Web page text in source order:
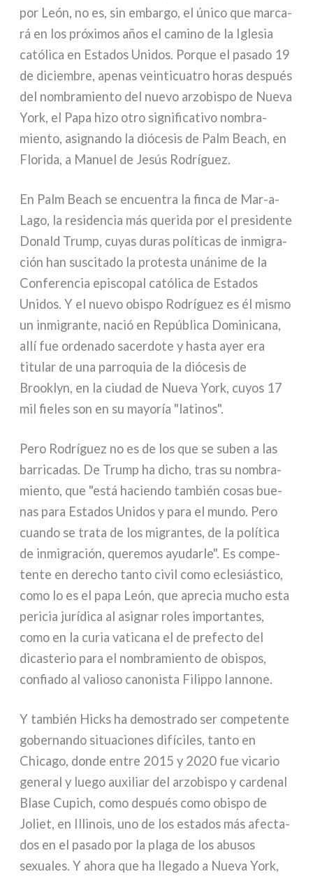
por León, no es, sin embar­go, el úni­co que mar­ca­
rá en los pró­xi­mos años el cami­no de la Iglesia
cató­li­ca en Estados Unidos. Porque el pasa­do 19
de diciem­bre, ape­nas vein­ti­cua­tro horas después
del nom­bra­mien­to del nue­vo arzo­bi­spo de Nueva
York, el Papa hizo otro signi­fi­ca­ti­vo nom­bra­
mien­to, asi­gnan­do la dió­ce­sis de Palm Beach, en
Florida, a Manuel de Jesús Rodríguez.
En Palm Beach se encuen­tra la fin­ca de Mar-a-
Lago, la resi­den­cia más que­ri­da por el pre­si­den­te
Donald Trump, cuyas duras polí­ti­cas de inmi­gra­
ción han susci­ta­do la pro­te­sta uná­ni­me de la
Conferencia epi­sco­pal cató­li­ca de Estados
Unidos. Y el nue­vo obi­spo Rodríguez es él mismo
un inmi­gran­te, nació en República Dominicana,
allí fue orde­na­do sacer­do­te y hasta ayer era
titu­lar de una par­ro­quia de la dió­ce­sis de
Brooklyn, en la ciu­dad de Nueva York, cuyos 17
mil fie­les son en su mayo­ría "lati­nos".
Pero Rodríguez no es de los que se suben a las
bar­ri­ca­das. De Trump ha dicho, tras su nom­bra­
mien­to, que "está hacien­do tam­bién cosas bue­
nas para Estados Unidos y para el mun­do. Pero
cuan­do se tra­ta de los migran­tes, de la polí­ti­ca
de inmi­gra­ción, que­re­mos ayu­dar­le". Es com­pe­
ten­te en dere­cho tan­to civil como ecle­siá­sti­co,
como lo es el papa León, que apre­cia mucho esta
peri­cia jurí­di­ca al asi­gnar roles impor­tan­tes,
como en la curia vati­ca­na el de pre­fec­to del
dica­ste­rio para el nom­bra­mien­to de obi­spos,
con­fia­do al valio­so cano­ni­sta Filippo Iannone.
Y tam­bién Hicks ha demo­stra­do ser com­pe­ten­te
gober­nan­do situa­cio­nes difí­ci­les, tan­to en
Chicago, don­de entre 2015 y 2020 fue vica­rio
gene­ral y lue­go auxi­liar del arzo­bi­spo y car­de­nal
Blase Cupich, como después como obi­spo de
Joliet, en Illinois, uno de los esta­dos más afec­ta­
dos en el pasa­do por la pla­ga de los abu­sos
sexua­les. Y aho­ra que ha lle­ga­do a Nueva York,